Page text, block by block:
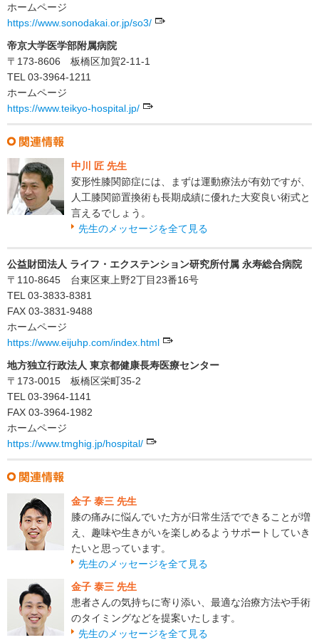
ホームページ
https://www.sonodakai.or.jp/so3/
帝京大学医学部附属病院
〒173-8606 板橋区加賀2-11-1
TEL 03-3964-1211
ホームページ
https://www.teikyo-hospital.jp/
中川 匠 先生
変形性膝関節症には、まずは運動療法が有効ですが、
人工膝関節置換術も長期成績に優れた大変良い術式と
言えるでしょう。
先生のメッセージを全て見る
公益財団法人 ライフ・エクステンション研究所付属 永寿総合病院
〒110-8645 台東区東上野2丁目23番16号
TEL 03-3833-8381
FAX 03-3831-9488
ホームページ
https://www.eijuhp.com/index.html
地方独立行政法人 東京都健康長寿医療センター
〒173-0015 板橋区栄町35-2
TEL 03-3964-1141
FAX 03-3964-1982
ホームページ
https://www.tmghig.jp/hospital/
金子 泰三 先生
膝の痛みに悩んでいた方が日常生活でできることが増
え、趣味や生きがいを楽しめるようサポートしていき
たいと思っています。
先生のメッセージを全て見る
金子 泰三 先生
患者さんの気持ちに寄り添い、最適な治療方法や手術
のタイミングなどを提案いたします。
先生のメッセージを全て見る